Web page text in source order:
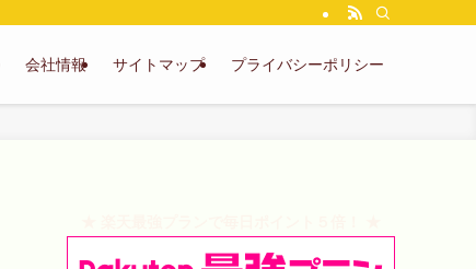
会社情報 サイトマップ プライバシーポリシー